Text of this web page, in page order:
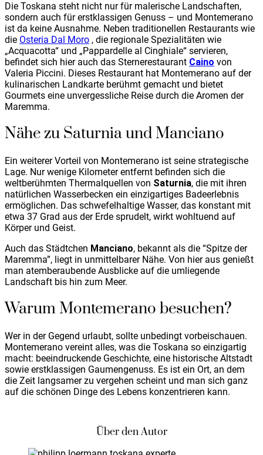
Die Toskana steht nicht nur für malerische Landschaften,
sondern auch für erstklassigen Genuss – und Montemerano
ist da keine Ausnahme. Neben traditionellen Restaurants wie
die Osteria Dal Moro , die regionale Spezialitäten wie
„Acquacotta“ und „Pappardelle al Cinghiale“ servieren,
befindet sich hier auch das Sternerestaurant Caino von
Valeria Piccini. Dieses Restaurant hat Montemerano auf der
kulinarischen Landkarte berühmt gemacht und bietet
Gourmets eine unvergessliche Reise durch die Aromen der
Maremma.
Nähe zu Saturnia und Manciano
Ein weiterer Vorteil von Montemerano ist seine strategische
Lage. Nur wenige Kilometer entfernt befinden sich die
weltberühmten Thermalquellen von Saturnia, die mit ihren
natürlichen Wasserbecken ein einzigartiges Badeerlebnis
ermöglichen. Das schwefelhaltige Wasser, das konstant mit
etwa 37 Grad aus der Erde sprudelt, wirkt wohltuend auf
Körper und Geist.
Auch das Städtchen Manciano, bekannt als die “Spitze der
Maremma”, liegt in unmittelbarer Nähe. Von hier aus genießt
man atemberaubende Ausblicke auf die umliegende
Landschaft bis hin zum Meer.
Warum Montemerano besuchen?
Wer in der Gegend urlaubt, sollte unbedingt vorbeischauen.
Montemerano vereint alles, was die Toskana so einzigartig
macht: beeindruckende Geschichte, eine historische Altstadt
sowie erstklassigen Gaumengenuss. Es ist ein Ort, an dem
die Zeit langsamer zu vergehen scheint und man sich ganz
auf die schönen Dinge des Lebens konzentrieren kann.
Über den Autor